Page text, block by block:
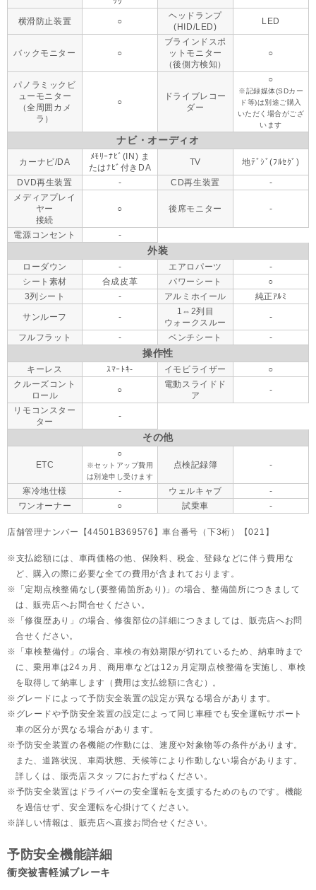
横滑防止装置 ○
ヘッドランプ
(HID/LED)
LED
バックモニター ○
ブラインドスポ
ットモニター
（後側方検知）
○
パノラミックビ
ューモニター
（全周囲カメ
ラ）
○
ドライブレコー
ダー
○
※記録媒体(SDカー
ド等)は別途ご購入
いただく場合がござ
います
ナビ・オーディオ
カーナビ/DA
ﾒﾓﾘｰﾅﾋﾞ(IN) ま
たはﾅﾋﾞ付きDA
TV 地ﾃﾞｼﾞ(ﾌﾙｾｸﾞ)
DVD再生装置 - CD再生装置
-
メディアプレイ
ヤー
接続
○ 後席モニター -
電源コンセント -
外装
ローダウン - エアロパーツ
-
シート素材
合成皮革 パワーシート
○
3列シート
- アルミホイール 純正ｱﾙﾐ
サンルーフ -
1⇔2列目
ウォークスルー
-
フルフラット - ベンチシート -
操作性
キーレス ｽﾏｰﾄｷ- イモビライザー
○
クルーズコント
ロール
○
電動スライドド
ア
-
リモコンスター
ター
-
その他
ETC
○
※セットアップ費用
は別途申し受けます
点検記録簿 -
寒冷地仕様 - ウェルキャブ
-
ワンオーナー
○ 試乗車 -
店舗管理ナンバー【44501B369576】車台番号（下3桁）【021】
支払総額には、車両価格の他、保険料、税金、登録などに伴う費用な
ど、購入の際に必要な全ての費用が含まれております。
「定期点検整備なし(要整備箇所あり)」の場合、整備箇所につきまして
は、販売店へお問合せください。
「修復歴あり」の場合、修復部位の詳細につきましては、販売店へお問
合せください。
「車検整備付」の場合、車検の有効期限が切れているため、納車時まで
に、乗用車は24ヵ月、 商用車などは12ヵ月定期点検整備を実施し、車検
を取得して納車します（費用は支払総額に含む）。
グレードによって予防安全装置の設定が異なる場合があります。
グレードや予防安全装置の設定によって同じ車種でも安全運転サポート
車の区分が異なる場合があります。
予防安全装置の各機能の作動には、速度や対象物等の条件があります。
また、道路状況、車両状態、天候等により作動しない場合があります。
詳しくは、販売店スタッフにおたずねください。
予防安全装置はドライバーの安全運転を支援するためのものです。機能
を過信せず、安全運転を心掛けてください。
詳しい情報は、販売店へ直接お問合せください。
予防安全機能詳細
衝突被害軽減ブレーキ